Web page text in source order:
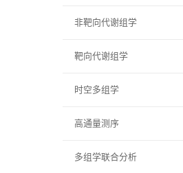
非靶向代谢组学
靶向代谢组学
时空多组学
高通量测序
多组学联合分析